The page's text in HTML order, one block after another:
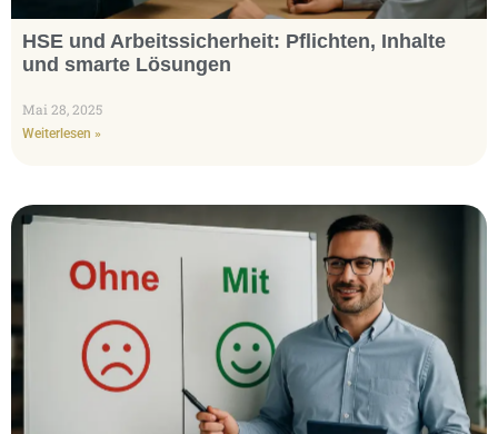
HSE und Arbeitssicherheit: Pflichten, Inhalte
und smarte Lösungen
Mai 28, 2025
Weiterlesen »